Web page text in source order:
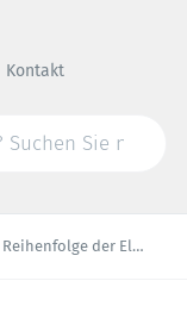
Kontakt
der Danke-Seite ändern oder ausblenden?